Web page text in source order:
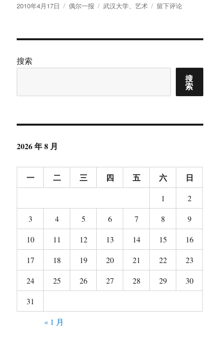
发
2010年4月17日
分
偶尔一报
标
武汉大学、艺术
于
艺
武
学
赴
美
演
出
预
演
留下评论
搜索
搜
索
2026 年 8 月
一 二 三 四 五 六 日
1
2
3
4 5 6 7 8
9
10
11 12 13 14 15
16
17
18 19 20 21 22
23
24
25 26 27 28 29
30
31
« 1 月